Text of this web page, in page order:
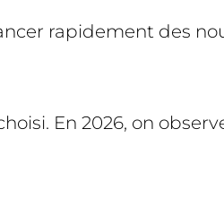
rapidement des
En 2026, on